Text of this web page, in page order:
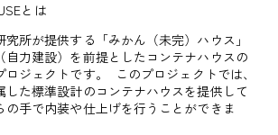
とは
所が提供する「みかん（未完）ハウス」
自力建設）を前提としたコンテナハウスの
ジェクトです。 このプロジェクトでは、
した標準設計のコンテナハウスを提供して
の手で内装や仕上げを行うことができま